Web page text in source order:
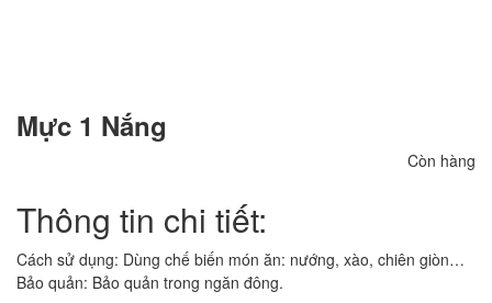
Mực 1 Nắng
Còn hàng
Thông tin chi tiết:
Cách sử dụng: Dùng chế biến món ăn: nướng, xào, chiên giòn…
Bảo quản: Bảo quản trong ngăn đông.